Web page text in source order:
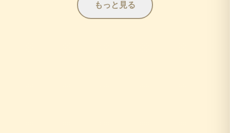
もっと見る